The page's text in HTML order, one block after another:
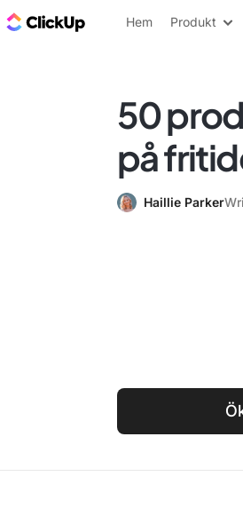
ClickUp-bloggen
Hem Produkt
50
på
Haillie Parker